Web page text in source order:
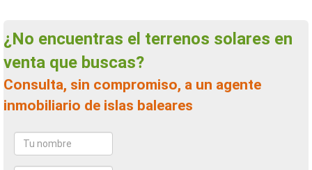
¿No encuentras el terrenos solares en
venta que buscas?
Consulta, sin compromiso, a un agente
inmobiliario de islas baleares